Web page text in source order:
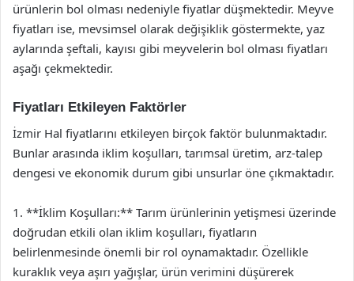
ürünlerin bol olması nedeniyle fiyatlar düşmektedir. Meyve
fiyatları ise, mevsimsel olarak değişiklik göstermekte, yaz
aylarında şeftali, kayısı gibi meyvelerin bol olması fiyatları
aşağı çekmektedir.
Fiyatları Etkileyen Faktörler
İzmir Hal fiyatlarını etkileyen birçok faktör bulunmaktadır.
Bunlar arasında iklim koşulları, tarımsal üretim, arz-talep
dengesi ve ekonomik durum gibi unsurlar öne çıkmaktadır.
1. **İklim Koşulları:** Tarım ürünlerinin yetişmesi üzerinde
doğrudan etkili olan iklim koşulları, fiyatların
belirlenmesinde önemli bir rol oynamaktadır. Özellikle
kuraklık veya aşırı yağışlar, ürün verimini düşürerek